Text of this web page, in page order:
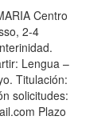
Centro
2-4
Lengua –
Titulación:
solicitudes:
Plazo